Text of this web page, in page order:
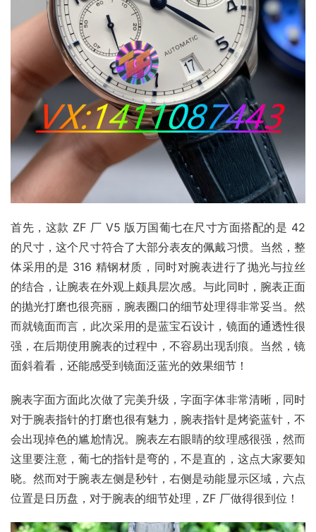
首先，这款 ZF 厂 V5 版万国葡七在尺寸方面搭配的是 42
的尺寸，这个尺寸符合了大部分表友的佩戴习惯。当然，整
体采用的是 316 精钢材质，同时对腕表进行了抛光与拉丝
的结合，让腕表在外观上颇具层次感。与此同时，腕表正面
的抛光打磨也很亮丽，腕表圈口的细节处理得非常妥当。然
而就镜面而言，此次采用的是蓝宝石设计，镜面的通透性很
强，在后期使用腕表的过程中，不容易出现刮痕。当然，镜
面斜着看，还能感受到镜面泛蓝光的效果细节！
腕表字面方面此次做了完美升级，字面字体非常清晰，同时
对于腕表指针的打磨也很有魅力，腕表指针是烤瓷蓝针，不
会出现掉色的尴尬情况。腕表左右眼睛的纹理感很强，然而
这里要注意，葡七的指针是弯的，不是直的，这点大家要知
晓。然而对于腕表左侧是秒针，右侧是动能显示区域，六点
位置是日历盘，对于腕表的细节处理，ZF 厂做得很到位！